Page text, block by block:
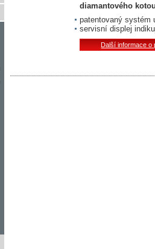
diamantového
patentovaný systém
servisní displej
Další informace o